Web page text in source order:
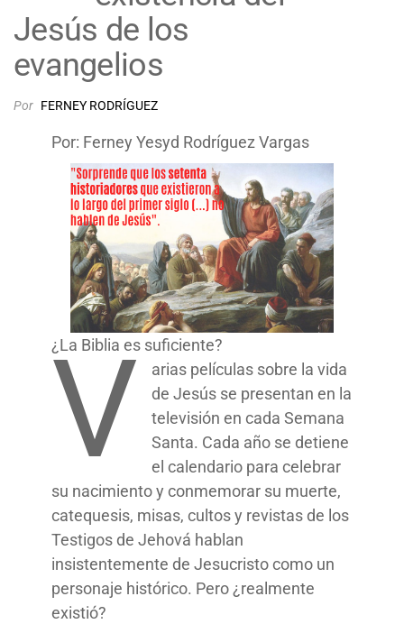
Jesús de los
evangelios
Por FERNEY RODRÍGUEZ
Por: Ferney Yesyd Rodríguez Vargas
¿La Biblia es suficiente?
V
arias películas sobre la vida
de Jesús se presentan en la
televisión en cada Semana
Santa. Cada año se detiene
el calendario para celebrar
su nacimiento y conmemorar su muerte,
catequesis, misas, cultos y revistas de los
Testigos de Jehová hablan
insistentemente de Jesucristo como un
personaje histórico. Pero ¿realmente
existió?